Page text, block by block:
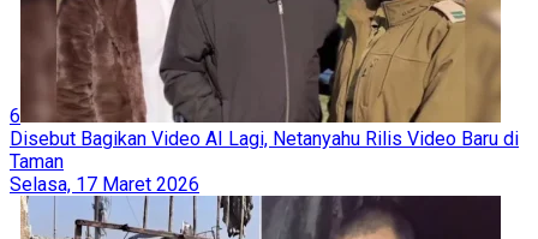
6
Disebut Bagikan Video AI Lagi, Netanyahu Rilis Video Baru di
Taman
Selasa, 17 Maret 2026